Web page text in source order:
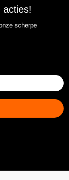
acties!
scherpe